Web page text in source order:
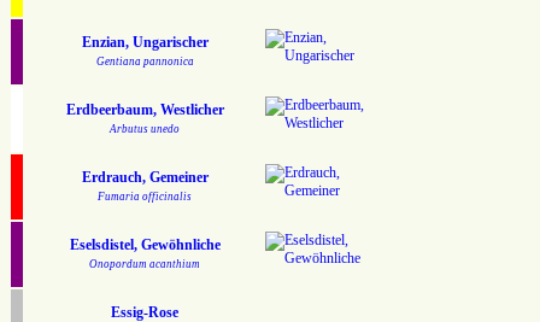
Enzian, Ungarischer
Gentiana pannonica
Erdbeerbaum, Westlicher
Arbutus unedo
Erdrauch, Gemeiner
Fumaria officinalis
Eselsdistel, Gewöhnliche
Onopordum acanthium
Essig-Rose